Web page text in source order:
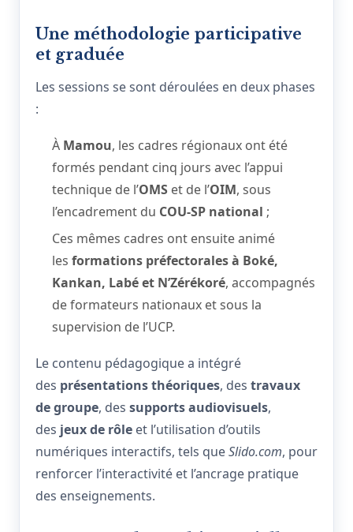
Une méthodologie participative
et graduée
Les sessions se sont déroulées en deux phases
:
À Mamou, les cadres régionaux ont été
formés pendant cinq jours avec l’appui
technique de l’OMS et de l’OIM, sous
l’encadrement du COU-SP national ;
Ces mêmes cadres ont ensuite animé
les formations préfectorales à Boké,
Kankan, Labé et N’Zérékoré, accompagnés
de formateurs nationaux et sous la
supervision de l’UCP.
Le contenu pédagogique a intégré
des présentations théoriques, des travaux
de groupe, des supports audiovisuels,
des jeux de rôle et l’utilisation d’outils
numériques interactifs, tels queSlido.com, pour
renforcer l’interactivité et l’ancrage pratique
des enseignements.